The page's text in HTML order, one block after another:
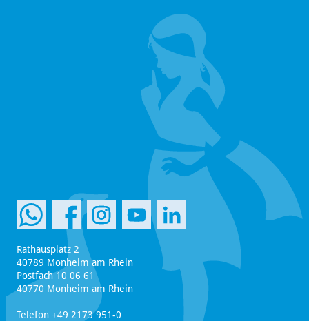
Rathausplatz 2
40789 Monheim am Rhein
Postfach 10 06 61
40770 Monheim am Rhein
Telefon +49 2173 951-0